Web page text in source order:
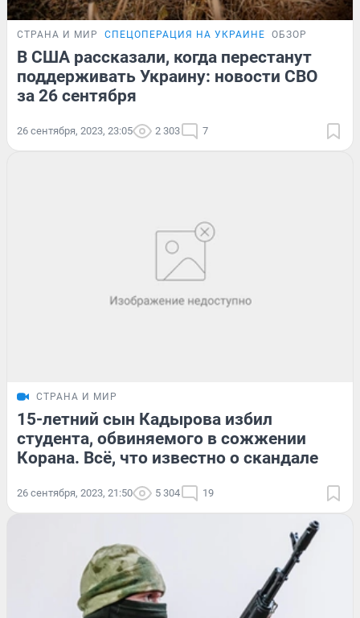
СТРАНА И МИР СПЕЦОПЕРАЦИЯ НА УКРАИНЕ ОБЗОР
В США рассказали, когда перестанут
поддерживать Украину: новости СВО
за 26 сентября
26 сентября, 2023, 23:05 2 303 7
СТРАНА И МИР
15-летний сын Кадырова избил
студента, обвиняемого в сожжении
Корана. Всё, что известно о скандале
26 сентября, 2023, 21:50 5 304 19